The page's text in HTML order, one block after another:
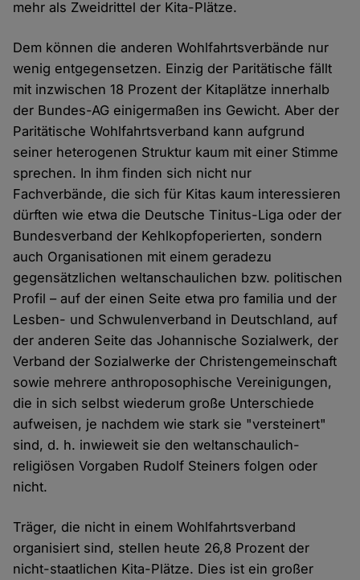
mehr als Zweidrittel der Kita-Plätze.
Dem können die anderen Wohlfahrtsverbände nur
wenig entgegensetzen. Einzig der Paritätische fällt
mit inzwischen 18 Prozent der Kitaplätze innerhalb
der Bundes-AG einigermaßen ins Gewicht. Aber der
Paritätische Wohlfahrtsverband kann aufgrund
seiner heterogenen Struktur kaum mit einer Stimme
sprechen. In ihm finden sich nicht nur
Fachverbände, die sich für Kitas kaum interessieren
dürften wie etwa die Deutsche Tinitus-Liga oder der
Bundesverband der Kehlkopfoperierten, sondern
auch Organisationen mit einem geradezu
gegensätzlichen weltanschaulichen bzw. politischen
Profil – auf der einen Seite etwa pro familia und der
Lesben- und Schwulenverband in Deutschland, auf
der anderen Seite das Johannische Sozialwerk, der
Verband der Sozialwerke der Christengemeinschaft
sowie mehrere anthroposophische Vereinigungen,
die in sich selbst wiederum große Unterschiede
aufweisen, je nachdem wie stark sie "versteinert"
sind, d. h. inwieweit sie den weltanschaulich-
religiösen Vorgaben Rudolf Steiners folgen oder
nicht.
Träger, die nicht in einem Wohlfahrtsverband
organisiert sind, stellen heute 26,8 Prozent der
nicht-staatlichen Kita-Plätze. Dies ist ein großer